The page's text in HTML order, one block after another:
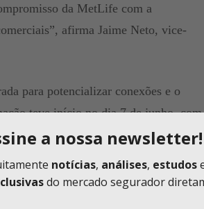
da MetLife com a
afirma Jaime Neto, vice-
para potencializar conexões e o
teve início no dia 7 de junho, com
parceiros brasileiros em um
O encontro contou com a
finanças comportamentais e um dos
A iniciativa reflete o movimento da